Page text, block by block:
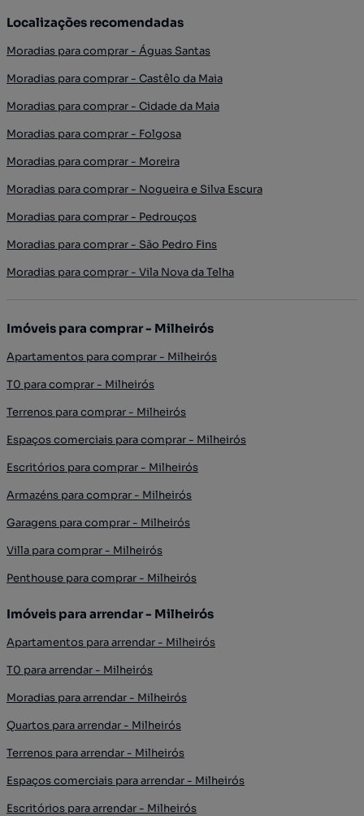
Localizações recomendadas
Moradias para comprar - Águas Santas
Moradias para comprar - Castêlo da Maia
Moradias para comprar - Cidade da Maia
Moradias para comprar - Folgosa
Moradias para comprar - Moreira
Moradias para comprar - Nogueira e Silva Escura
Moradias para comprar - Pedrouços
Moradias para comprar - São Pedro Fins
Moradias para comprar - Vila Nova da Telha
Imóveis para comprar - Milheirós
Apartamentos para comprar - Milheirós
T0 para comprar - Milheirós
Terrenos para comprar - Milheirós
Espaços comerciais para comprar - Milheirós
Escritórios para comprar - Milheirós
Armazéns para comprar - Milheirós
Garagens para comprar - Milheirós
Villa para comprar - Milheirós
Penthouse para comprar - Milheirós
Imóveis para arrendar - Milheirós
Apartamentos para arrendar - Milheirós
T0 para arrendar - Milheirós
Moradias para arrendar - Milheirós
Quartos para arrendar - Milheirós
Terrenos para arrendar - Milheirós
Espaços comerciais para arrendar - Milheirós
Escritórios para arrendar - Milheirós